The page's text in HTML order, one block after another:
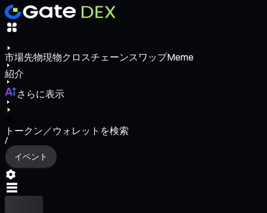
市場先物現物クロスチェーンスワップMeme
紹介
さらに表示
トークン／ウォレットを検索
/
イベント